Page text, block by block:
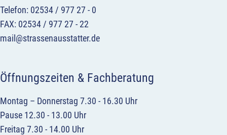
Telefon: 02534 / 977 27 - 0
FAX: 02534 / 977 27 - 22
mail@strassenausstatter.de
Öffnungszeiten & Fachberatung
Montag – Donnerstag 7.30 - 16.30 Uhr
Pause 12.30 - 13.00 Uhr
Freitag 7.30 - 14.00 Uhr